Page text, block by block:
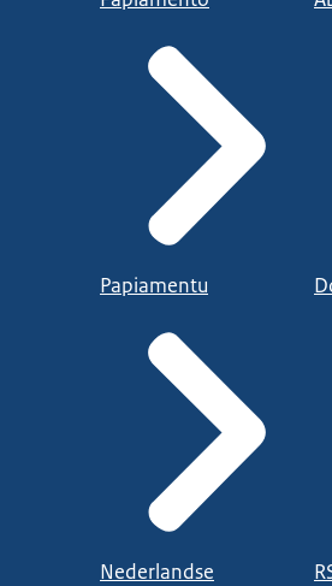
Papiamentu
Nederlandse